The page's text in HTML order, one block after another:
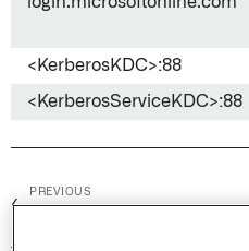
<KerberosKDC>:88
<KerberosServiceKDC>:88
←
PREVIOUS